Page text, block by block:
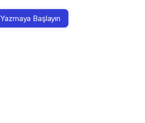
Yazmaya Başlayın